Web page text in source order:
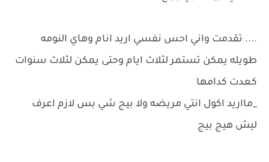
.... تقدمت واني احس نفسي اريد انام وهاي النومه
طويله يمكن تستمر لثلاث ايام وحتى يمكن لثلاث سنوات
كعدت كدامها
_مااريد اكول انتي مريضه ولا بيج شي بس لازم اعرف
ليش هيج بيج